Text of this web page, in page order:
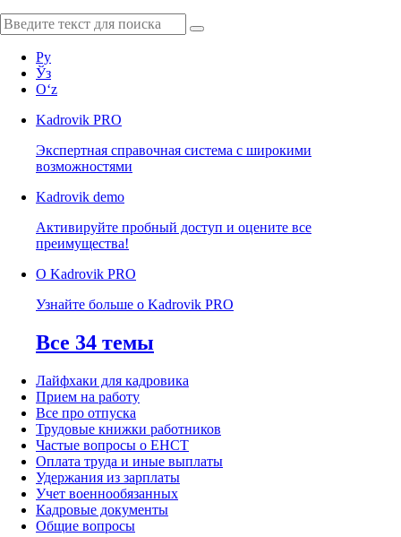
Ру
Ўз
Oʻz
Kadrovik PRO
Экспертная справочная система с широкими
возможностями
Kadrovik demo
Активируйте пробный доступ и оцените все
преимущества!
О Kadrovik PRO
Узнайте больше о Kadrovik PRO
Все 34 темы
Лайфхаки для кадровика
Прием на работу
Все про отпуска
Трудовые книжки работников
Частые вопросы о ЕНСТ
Оплата труда и иные выплаты
Удержания из зарплаты
Учет военнообязанных
Кадровые документы
Общие вопросы